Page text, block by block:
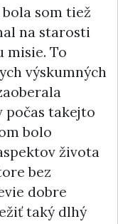
som tiež
na starosti
misie. To
výskumných
počas takejto
bolo
života
bez
dobre
taký dlhý